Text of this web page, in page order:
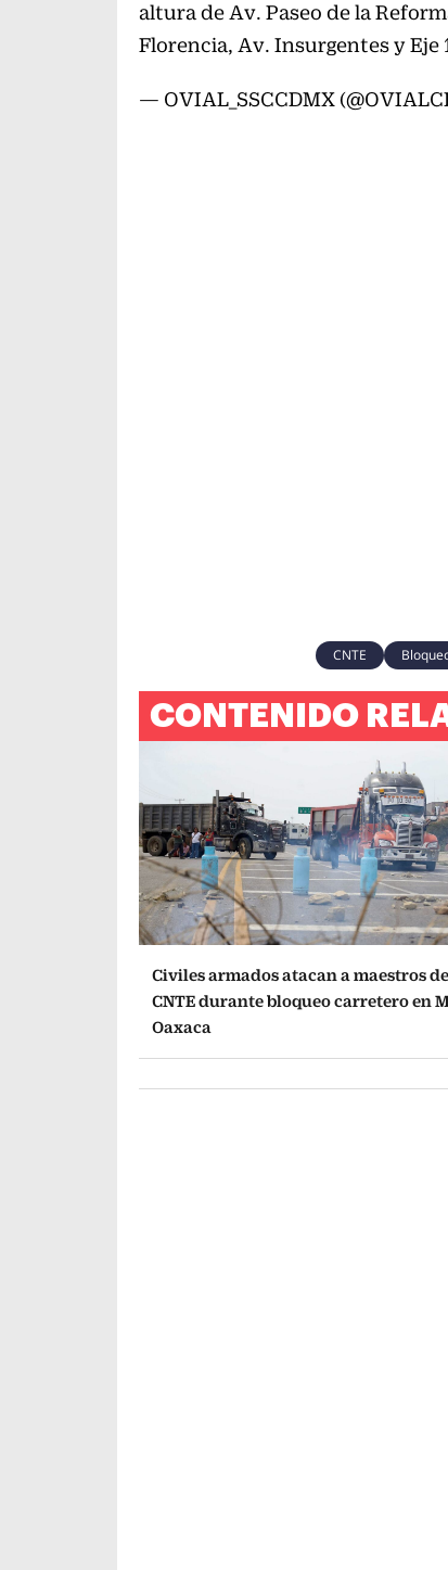
altura de Av. Paseo de la
Florencia, Av. Insurgentes y Eje
— OVIAL_SSCCDMX
CNTE
CONTENIDO
Civiles armados atacan a maestros
CNTE durante bloqueo carretero en
Oaxaca